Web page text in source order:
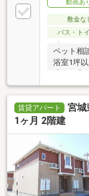
動画あ
敷金な
バス・ト
ペット相
浴室1坪
賃貸アパート
宮城
1ヶ月 2階建